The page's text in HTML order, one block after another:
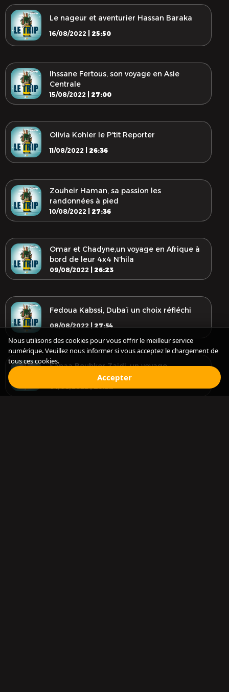
Le nageur et aventurier Hassan Baraka
16/08/2022 | 25:50
Ihssane Fertous, son voyage en Asie
Centrale
15/08/2022 | 27:00
Olivia Kohler le P'tit Reporter
11/08/2022 | 26:36
Zouheir Haman, sa passion les
randonnées à pied
10/08/2022 | 27:36
Omar et Chadyne,un voyage en Afrique à
bord de leur 4x4 N'hila
09/08/2022 | 26:23
Fedoua Kabssi, Dubaï un choix réfléchi
08/08/2022 | 27:54
Sanaa Boubker Zaidi, un voyage
exceptionnel en Amérique Centrale
Nous utilisons des cookies pour vous offrir le meilleur service
numérique. Veuillez nous informer si vous acceptez le chargement de
tous ces cookies.
Accepter